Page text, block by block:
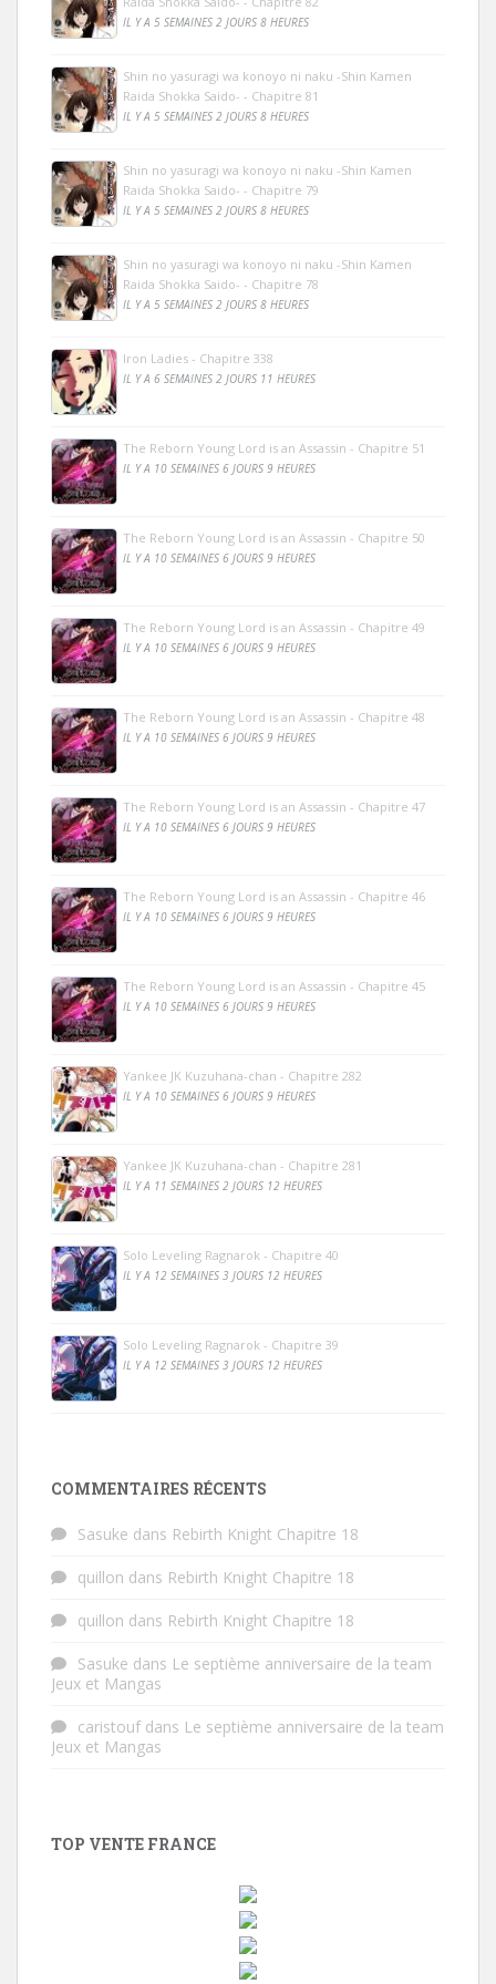
IL Y A 5 SEMAINES 2 JOURS 8 HEURES
Shin no yasuragi wa konoyo ni naku -Shin Kamen
Raida Shokka Saido- - Chapitre 81
IL Y A 5 SEMAINES 2 JOURS 8 HEURES
Shin no yasuragi wa konoyo ni naku -Shin Kamen
Raida Shokka Saido- - Chapitre 79
IL Y A 5 SEMAINES 2 JOURS 8 HEURES
Shin no yasuragi wa konoyo ni naku -Shin Kamen
Raida Shokka Saido- - Chapitre 78
IL Y A 5 SEMAINES 2 JOURS 8 HEURES
Iron Ladies - Chapitre 338
IL Y A 6 SEMAINES 2 JOURS 11 HEURES
The Reborn Young Lord is an Assassin - Chapitre 51
IL Y A 10 SEMAINES 6 JOURS 9 HEURES
The Reborn Young Lord is an Assassin - Chapitre 50
IL Y A 10 SEMAINES 6 JOURS 9 HEURES
The Reborn Young Lord is an Assassin - Chapitre 49
IL Y A 10 SEMAINES 6 JOURS 9 HEURES
The Reborn Young Lord is an Assassin - Chapitre 48
IL Y A 10 SEMAINES 6 JOURS 9 HEURES
The Reborn Young Lord is an Assassin - Chapitre 47
IL Y A 10 SEMAINES 6 JOURS 9 HEURES
The Reborn Young Lord is an Assassin - Chapitre 46
IL Y A 10 SEMAINES 6 JOURS 9 HEURES
The Reborn Young Lord is an Assassin - Chapitre 45
IL Y A 10 SEMAINES 6 JOURS 9 HEURES
Yankee JK Kuzuhana-chan - Chapitre 282
IL Y A 10 SEMAINES 6 JOURS 9 HEURES
Yankee JK Kuzuhana-chan - Chapitre 281
IL Y A 11 SEMAINES 2 JOURS 12 HEURES
Solo Leveling Ragnarok - Chapitre 40
IL Y A 12 SEMAINES 3 JOURS 12 HEURES
Solo Leveling Ragnarok - Chapitre 39
IL Y A 12 SEMAINES 3 JOURS 12 HEURES
COMMENTAIRES RÉCENTS
Sasuke dans Rebirth Knight Chapitre 18
quillon dans Rebirth Knight Chapitre 18
quillon dans Rebirth Knight Chapitre 18
Sasuke dans Le septième anniversaire de la team
Jeux et Mangas
caristoufdans Le septième anniversaire de la team
Jeux et Mangas
TOP VENTE FRANCE